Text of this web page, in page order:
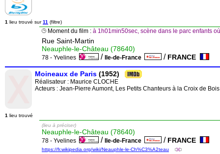
1 lieu trouvé sur11 (filtre)
Moment du film : à 1h01min50sec, scène dans le parc enfants
Rue Saint-Martin
Neauphle-le-Château (78640)
78 - Yvelines / Ile-de-France / FRANCE
Moineaux de Paris (1952)
Réalisateur : Maurice CLOCHE
Acteurs : Jean-Pierre Aumont, Les Petits Chanteurs à la Croix de
1 lieu trouvé
(lieu à préciser)
Neauphle-le-Château (78640)
78 - Yvelines / Ile-de-France / FRANCE
https://fr.wikipedia.org/wiki/Neauphle-le-Ch%C3%A2teau